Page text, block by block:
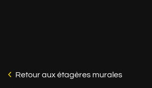
Retour aux étagères murales